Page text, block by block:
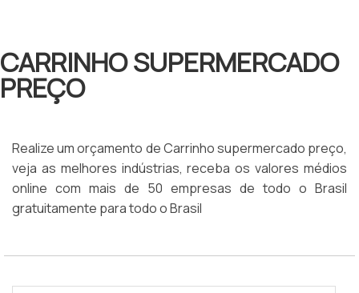
CARRINHO SUPERMERCADO
PREÇO
Realize um orçamento de Carrinho supermercado preço,
veja as melhores indústrias, receba os valores médios
online com mais de 50 empresas de todo o Brasil
gratuitamente para todo o Brasil